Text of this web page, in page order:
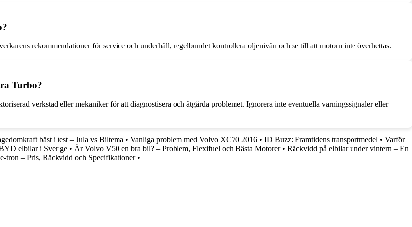
rekommendationer för service och underhåll, regelbundet kontrollera oljenivån och se till att motorn inte överhettas.
Turbo?
verkstad eller mekaniker för att diagnostisera och åtgärda problemet. Ignorera inte eventuella varningssignaler eller
bäst i test – Jula vs Biltema • Vanliga problem med Volvo XC70 2016 • ID Buzz: Framtidens transportmedel • Varför
elbilar i Sverige • Är Volvo V50 en bra bil? – Problem, Flexifuel och Bästa Motorer• Räckvidd på elbilar under vintern – En
tron – Pris, Räckvidd och Specifikationer•